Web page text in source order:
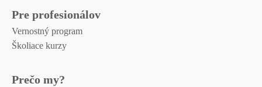
Pre profesionálov
Vernostný program
Školiace kurzy
Prečo my?